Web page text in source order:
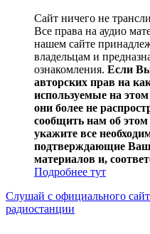
Сайт ничего не
Все права на аудио
нашем сайте
владельцам и
ознакомления. Если Вы
авторских прав на
используемые на
они более не
сообщить нам об
укажите все
подтверждающие
материалов и,
Подробнее тут
Слушай с официального
радиостанции